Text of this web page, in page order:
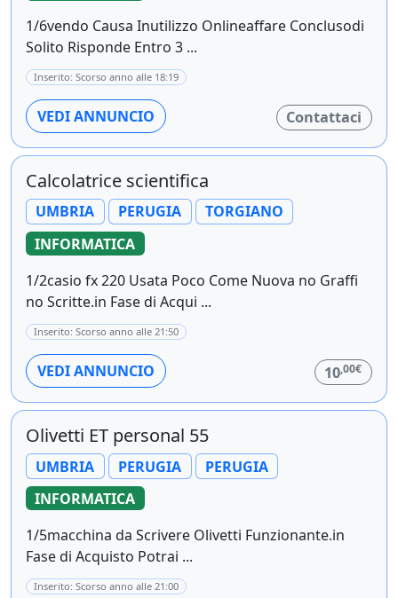
1/6vendo Causa Inutilizzo Onlineaffare Conclusodi
Solito Risponde Entro 3 ...
Inserito: Scorso anno alle 18:19
VEDI ANNUNCIO Contattaci
Calcolatrice scientifica
UMBRIA PERUGIA
TORGIANO
INFORMATICA
1/2casio fx 220 Usata Poco Come Nuova no Graffi
no Scritte.in Fase di Acqui ...
Inserito: Scorso anno alle 21:50
VEDI ANNUNCIO 10,00€
Olivetti ET personal 55
UMBRIA PERUGIA
PERUGIA
INFORMATICA
1/5macchina da Scrivere Olivetti Funzionante.in
Fase di Acquisto Potrai ...
Inserito: Scorso anno alle 21:00